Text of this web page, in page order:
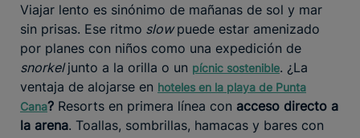
Viajar lento es sinónimo de mañanas de sol y mar
sin prisas. Ese ritmo slowpuede estar amenizado
por planes con niños como una expedición de
snorkeljunto a la orilla o un pícnic sostenible. ¿La
ventaja de alojarse en hoteles en la playa de Punta
Cana? Resorts en primera línea con acceso directo a
la arena. Toallas, sombrillas, hamacas y bares con